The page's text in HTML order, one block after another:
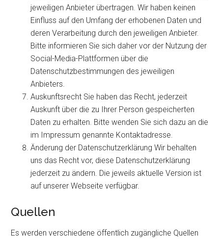
jeweiligen Anbieter übertragen. Wir haben keinen
Einfluss auf den Umfang der erhobenen Daten und
deren Verarbeitung durch den jeweiligen Anbieter.
Bitte informieren Sie sich daher vor der Nutzung der
Social-Media-Plattformen über die
Datenschutzbestimmungen des jeweiligen
Anbieters.
Auskunftsrecht Sie haben das Recht, jederzeit
Auskunft über die zu Ihrer Person gespeicherten
Daten zu erhalten. Bitte wenden Sie sich dazu an die
im Impressum genannte Kontaktadresse.
Änderung der Datenschutzerklärung Wir behalten
uns das Recht vor, diese Datenschutzerklärung
jederzeit zu ändern. Die jeweils aktuelle Version ist
auf unserer Webseite verfügbar.
Quellen
Es werden verschiedene öffentlich zugängliche Quellen